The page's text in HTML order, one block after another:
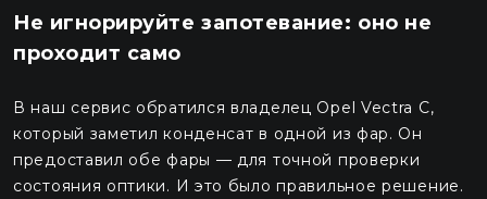
Не игнорируйте запотевание: оно не
проходит само
В наш сервис обратился владелец Opel Vectra C,
который заметил конденсат в одной из фар. Он
предоставил обе фары — для точной проверки
состояния оптики. И это было правильное решение.